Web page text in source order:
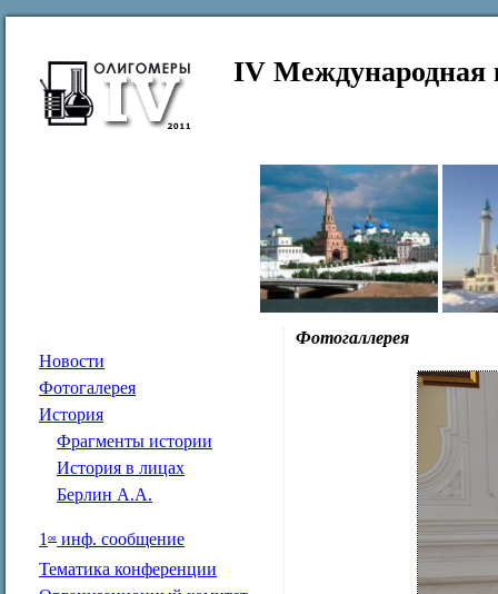
IV Международная
Новости
Фотогалерея
История
Фрагменты истории
История в лицах
Берлин А.А.
1 ое инф. сообщение
Тематика конференции
Фотогаллерея